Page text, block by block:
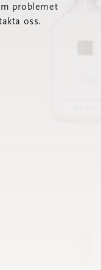
problemet
oss.